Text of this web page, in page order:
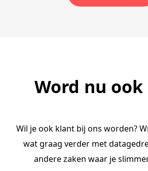
Word nu
Wil je ook klant bij ons worden?
wat graag verder met
andere zaken waar je